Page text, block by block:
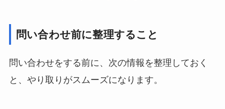
問い合わせ前に整理すること
問い合わせをする前に、次の情報を整理しておく
と、やり取りがスムーズになります。